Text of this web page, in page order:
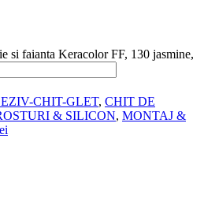
si faianta Keracolor FF, 130 jasmine,
CHIT-GLET, CHIT DE
& SILICON, MONTAJ &